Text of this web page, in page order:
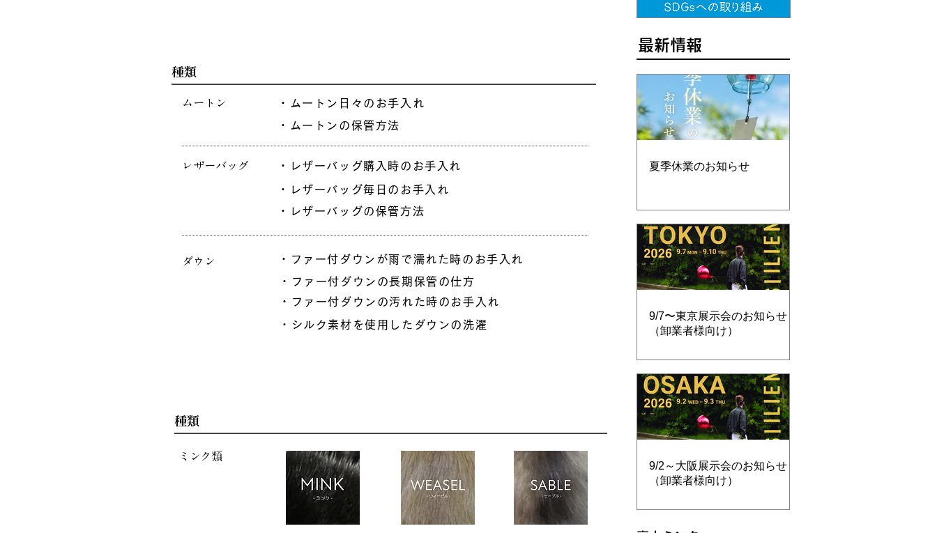
種類
ミンク類
​最新情報
夏季休業のお知らせ
9/7〜東京展示会のお知らせ
（卸業者様向け）
9/2～大阪展示会のお知らせ
（卸業者様向け）
種類
ムートン
・ムートン日々のお手入れ
・ムートンの保管方法
レザーバッグ ・レザーバッグ購入時のお手入れ
・レザーバッグ毎日のお手入れ
・レザーバッグの保管方法
・ファー付ダウンが雨で濡れた時のお手入れ
・ファー付ダウンの長期保管の仕方
・ファー付ダウンの汚れた時のお手入れ
・シルク素材を使用したダウンの洗濯
ダウン